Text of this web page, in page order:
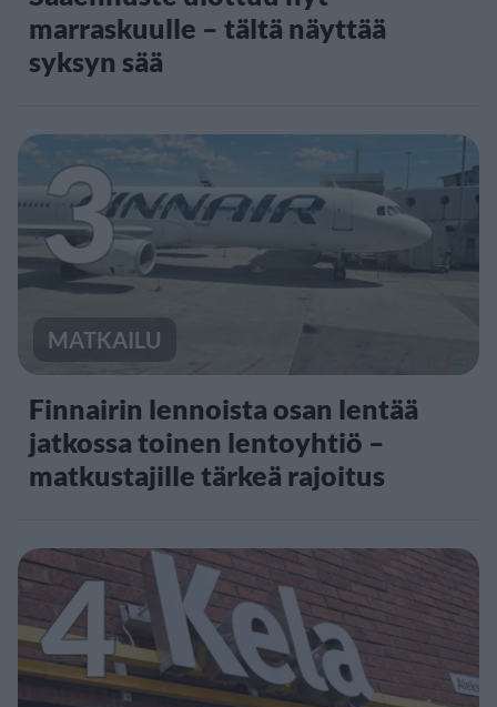
marraskuulle – tältä näyttää
syksyn sää
3
MATKAILU
Finnairin lennoista osan lentää
jatkossa toinen lentoyhtiö –
matkustajille tärkeä rajoitus
4